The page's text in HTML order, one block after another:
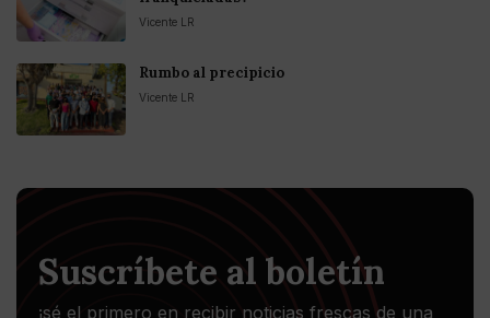
Vicente LR
Rumbo al precipicio
Vicente LR
Suscríbete al boletín
¡sé el primero en recibir noticias frescas de una